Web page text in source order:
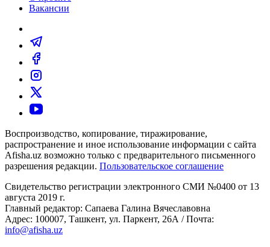
Вакансии
Воспроизводство, копирование, тиражирование,
распространение и иное использование информации с сайта
Afisha.uz возможно только с предварительного письменного
разрешения редакции. Пользовательское соглашение
Свидетельство регистрации электронного СМИ №0400 от 13
августа 2019 г.
Главный редактор: Сапаева Галина Вячеславовна
Адрес: 100007, Ташкент, ул. Паркент, 26А / Почта:
info@afisha.uz